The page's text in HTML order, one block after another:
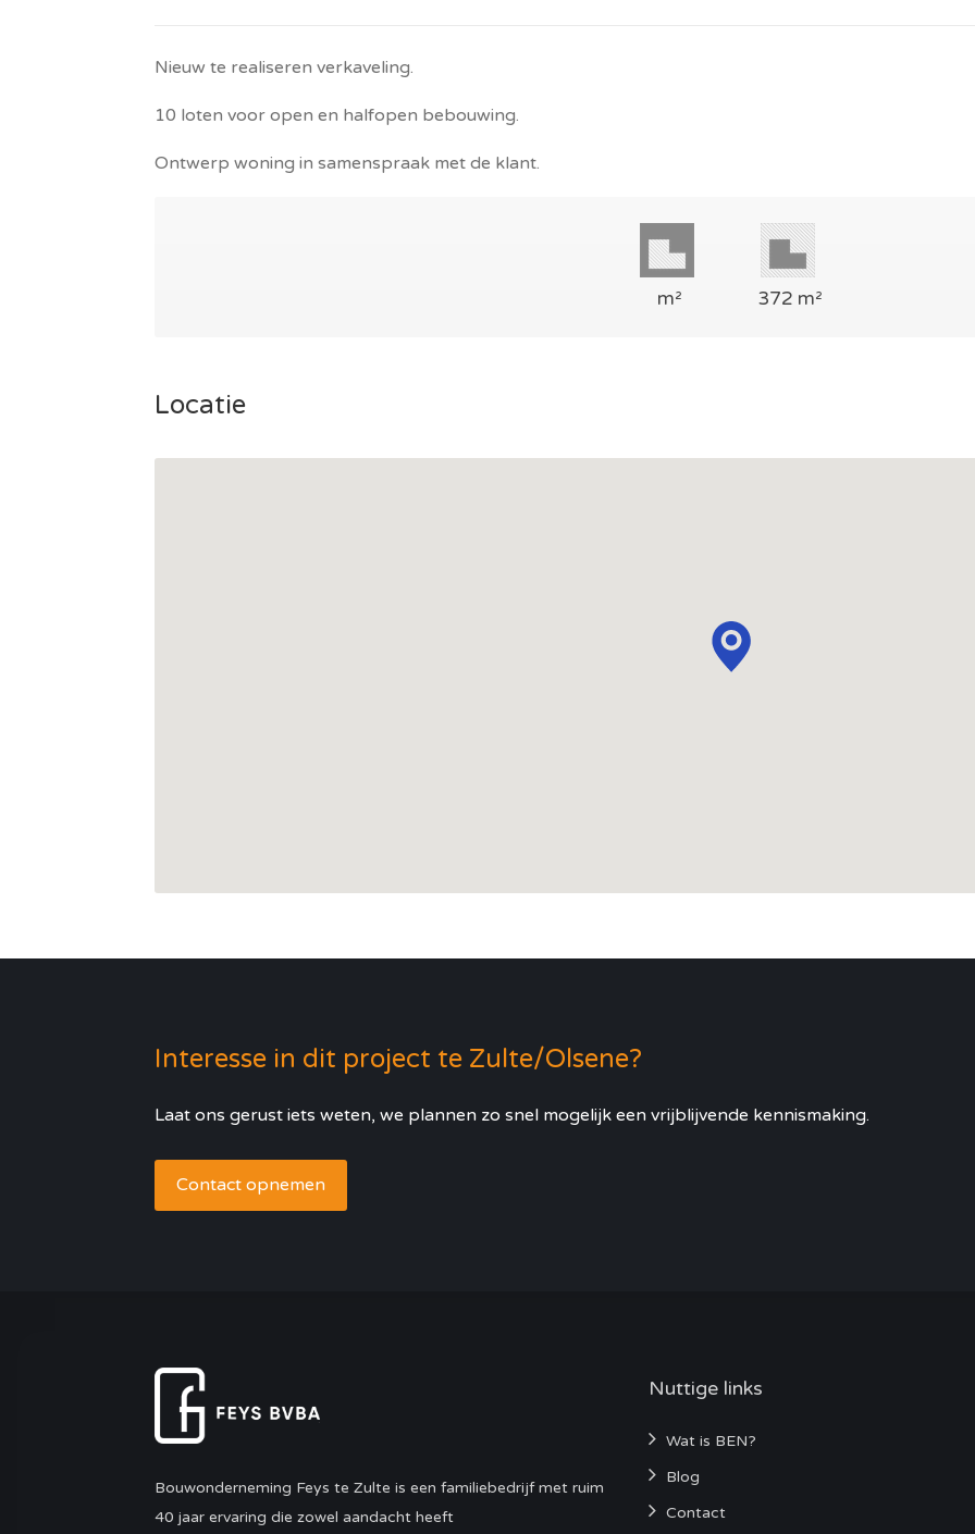
Nieuw te realiseren verkaveling.
10 loten voor open en halfopen bebouwing.
Ontwerp woning in samenspraak met de klant.
m² 372 m²
Locatie
Interesse in dit project te Zulte/Olsene?
Laat ons gerust iets weten, we plannen zo snel mogelijk een vrijblijvende kennismaking.
Contact opnemen
Bouwonderneming Feys te Zulte is een familiebedrijf met ruim
40 jaar ervaring die zowel aandacht heeft
Nuttige links
Wat is BEN?
Blog
Contact